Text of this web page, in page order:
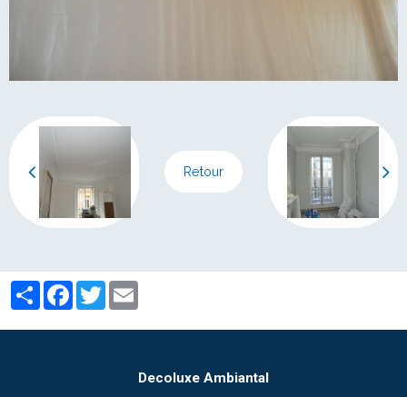
Retour
PartagerFacebook
Twitter
Decoluxe Ambiantal